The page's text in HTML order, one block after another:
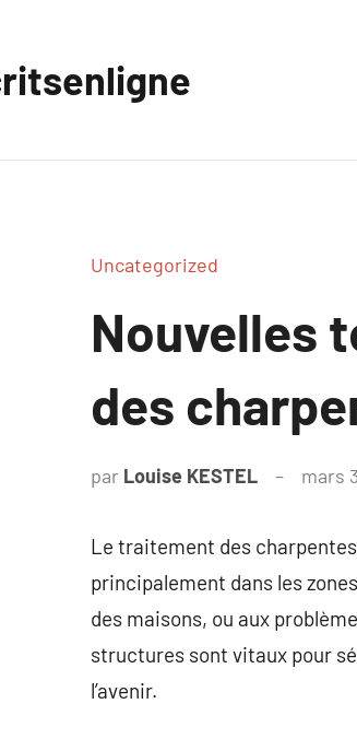
Uncategorized
Nouvelles
des
par Louise KESTEL mars
Le traitement des
principalement dans les
des maisons, ou aux
structures sont vitaux pour
l’avenir.